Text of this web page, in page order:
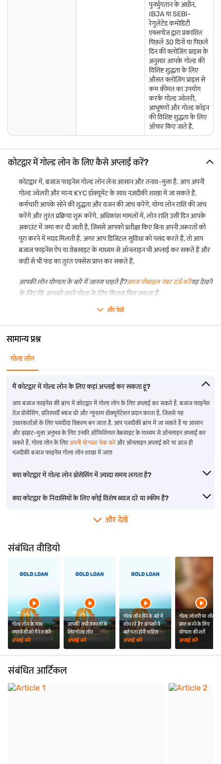
पुनर्भुगतान के अधीन,
IBJA या SEBI-
रेगुलेटेड कमोडिटी
एक्सचेंज द्वारा प्रकाशित
पिछले 30 दिनों या पिछले
दिन की क्लोज़िंग प्राइस के
अनुसार आपके गोल्ड की
विशिष्ट शुद्धता के लिए
औसत क्लोज़िंग प्राइस से
कम कीमत का उपयोग
करके गोल्ड ज्वेलरी,
आभूषणों और गोल्ड कॉइन
की विशिष्ट शुद्धता के लिए
ऑफर किए जाते हैं.
कोटद्वार में गोल्ड लोन के लिए कैसे अप्लाई करें?
कोटद्वार में, बजाज फाइनेंस गोल्ड लोन लेना आसान और तनाव-मुक्त है. आप अपनी
गोल्ड ज्वेलरी और मान्य KYC डॉक्यूमेंट के साथ नज़दीकी शाखा में जा सकते हैं.
कर्मचारी आपके सोने की शुद्धता और वजन की जांच करेंगे, योग्य लोन राशि की जांच
करेंगे और तुरंत प्रक्रिया शुरू करेंगे. अधिकांश मामलों में, लोन राशि उसी दिन आपके
अकाउंट में जमा कर दी जाती है, जिससे आपको प्रतीक्षा किए बिना अपनी ज़रूरतों को
पूरा करने में मदद मिलती है. अगर आप डिजिटल सुविधा को पसंद करते हैं, तो आप
बजाज फाइनेंस ऐप या वेबसाइट के माध्यम से ऑनलाइन भी अप्लाई कर सकते हैं और
कहीं से भी फंड का तुरंत एक्सेस प्राप्त कर सकते हैं.
आपकी लोन योग्यता के बारे में जानना चाहते हैं?अपना मोबाइल नंबर दर्ज करेंयह देखने
के लिए कि आपको अपने गोल्ड के लिए कितना मिल सकता है.
और देखें
सामान्य प्रश्न
गोल्ड लोन
मैं कोटद्वार में गोल्ड लोन के लिए कहां अप्लाई कर सकता हूं?
आप बजाज फाइनेंस की ब्रांच में कोटद्वार में गोल्ड लोन के लिए अप्लाई कर सकते हैं. बजाज फाइनेंस
तेज़ प्रोसेसिंग, प्रतिस्पर्धी ब्याज दरें और न्यूनतम डॉक्यूमेंटेशन प्रदान करता है, जिससे यह
उधारकर्ताओं के लिए पसंदीदा विकल्प बन जाता है. आप नज़दीकी ब्रांच में जा सकते हैं या आसान
और झंझट-मुक्त अनुभव के लिए उनकी ऑफिशियल वेबसाइट के माध्यम से ऑनलाइन अप्लाई कर
सकते हैं. गोल्ड लोन के लिएअपनी योग्यता चेक करें और ऑनलाइन अप्लाई करें या आज ही
नज़दीकी बजाज फाइनेंस गोल्ड लोन शाखा में जाएं!
क्या कोटद्वार में गोल्ड लोन प्रोसेसिंग में ज़्यादा समय लगता है?
क्या कोटद्वार के निवासियों के लिए कोई विशेष ब्याज दरें या स्कीम हैं?
और देखें
संबंधित वीडियो
गोल्ड लोन के साथ
एमरजेंसी को मैनेज करें
अप्लाई करें
आपकी सभी ज़रूरतों के
लिए गोल्ड लोन
अप्लाई करें
गोल्ड लोन लेने के बारे में
सोच रहे हैं? आपको ये
बातें पता होनी चाहिए!
अप्लाई करें
गोल्ड ज्वेलरी पर लोन
प्राप्त करने के लिए
योग्यता की शर्तें
अप्लाई करें
संबंधित आर्टिकल